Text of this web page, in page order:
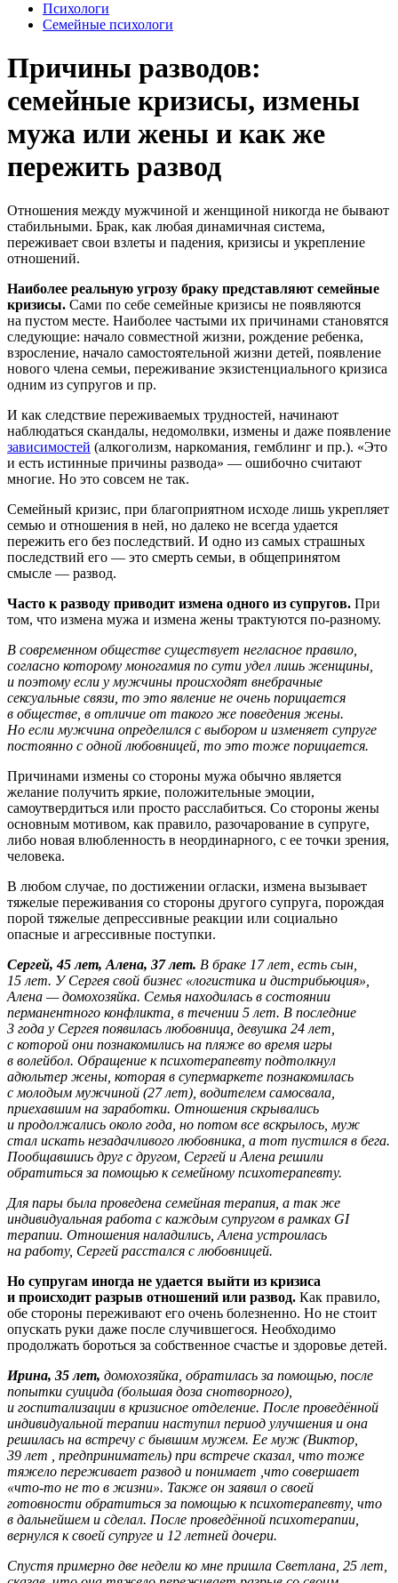
Психологи
Семейные психологи
Причины разводов:
семейные кризисы, измены
мужа или жены и как же
пережить развод
Отношения между мужчиной и женщиной никогда не бывают
стабильными. Брак, как любая динамичная система,
переживает свои взлеты и падения, кризисы и укрепление
отношений.
Наиболее реальную угрозу браку представляют семейные
кризисы. Сами по себе семейные кризисы не появляются
на пустом месте. Наиболее частыми их причинами становятся
следующие: начало совместной жизни, рождение ребенка,
взросление, начало самостоятельной жизни детей, появление
нового члена семьи, переживание экзистенциального кризиса
одним из супругов и пр.
И как следствие переживаемых трудностей, начинают
наблюдаться скандалы, недомолвки, измены и даже появление
зависимостей (алкоголизм, наркомания, гемблинг и пр.). «Это
и есть истинные причины развода» — ошибочно считают
многие. Но это совсем не так.
Семейный кризис, при благоприятном исходе лишь укрепляет
семью и отношения в ней, но далеко не всегда удается
пережить его без последствий. И одно из самых страшных
последствий его — это смерть семьи, в общепринятом
смысле — развод.
Часто к разводу приводит измена одного из супругов. При
том, что измена мужа и измена жены трактуются по-разному.
В современном обществе существует негласное правило,
согласно которому моногамия по сути удел лишь женщины,
и поэтому если у мужчины происходят внебрачные
сексуальные связи, то это явление не очень порицается
в обществе, в отличие от такого же поведения жены.
Но если мужчина определился с выбором и изменяет супруге
постоянно с одной любовницей, то это тоже порицается.
Причинами измены со стороны мужа обычно является
желание получить яркие, положительные эмоции,
самоутвердиться или просто расслабиться. Со стороны жены
основным мотивом, как правило, разочарование в супруге,
либо новая влюбленность в неординарного, с ее точки зрения,
человека.
В любом случае, по достижении огласки, измена вызывает
тяжелые переживания со стороны другого супруга, порождая
порой тяжелые депрессивные реакции или социально
опасные и агрессивные поступки.
Сергей, 45 лет, Алена, 37 лет. В браке 17 лет, есть сын,
15 лет. У Сергея свой бизнес «логистика и дистрибьюция»,
Алена — домохозяйка. Семья находилась в состоянии
перманентного конфликта, в течении 5 лет. В последние
3 года у Сергея появилась любовница, девушка 24 лет,
с которой они познакомились на пляже во время игры
в волейбол. Обращение к психотерапевту подтолкнул
адюльтер жены, которая в супермаркете познакомилась
с молодым мужчиной (27 лет), водителем самосвала,
приехавшим на заработки. Отношения скрывались
и продолжались около года, но потом все вскрылось, муж
стал искать незадачливого любовника, а тот пустился в бега.
Пообщавшись друг с другом, Сергей и Алена решили
обратиться за помощью к семейному психотерапевту.
Для пары была проведена семейная терапия, а так же
индивидуальная работа с каждым супругом в рамках GI
терапии. Отношения наладились, Алена устроилась
на работу, Сергей расстался с любовницей.
Но супругам иногда не удается выйти из кризиса
и происходит разрыв отношений или развод. Как правило,
обе стороны переживают его очень болезненно. Но не стоит
опускать руки даже после случившегося. Необходимо
продолжать бороться за собственное счастье и здоровье детей.
Ирина, 35 лет, домохозяйка, обратилась за помощью, после
попытки суицида (большая доза снотворного),
и госпитализации в кризисное отделение. После проведённой
индивидуальной терапии наступил период улучшения и она
решилась на встречу с бывшим мужем. Ее муж (Виктор,
39 лет , предприниматель) при встрече сказал, что тоже
тяжело переживает развод и понимает ,что совершает
«что-то не то в жизни». Также он заявил о своей
готовности обратиться за помощью к психотерапевту, что
в дальнейшем и сделал. После проведённой психотерапии,
вернулся к своей супруге и 12 летней дочери.
Спустя примерно две недели ко мне пришла Светлана, 25 лет,